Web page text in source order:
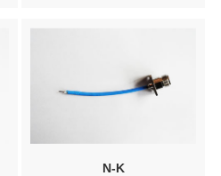
N-K